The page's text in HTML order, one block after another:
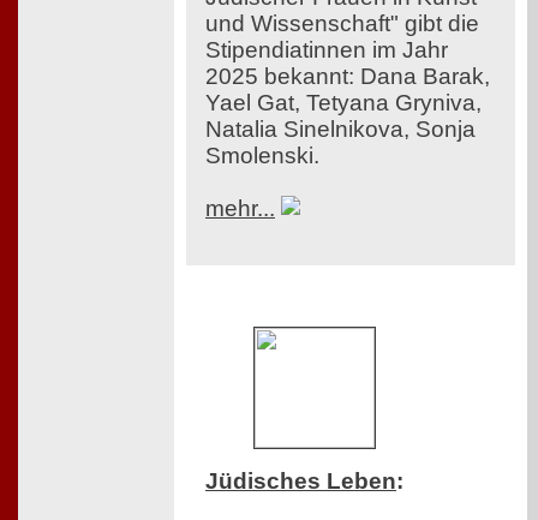
und Wissenschaft" gibt die
Stipendiatinnen im Jahr
2025 bekannt: Dana Barak,
Yael Gat, Tetyana Gryniva,
Natalia Sinelnikova, Sonja
Smolenski.
mehr...
Jüdisches Leben: